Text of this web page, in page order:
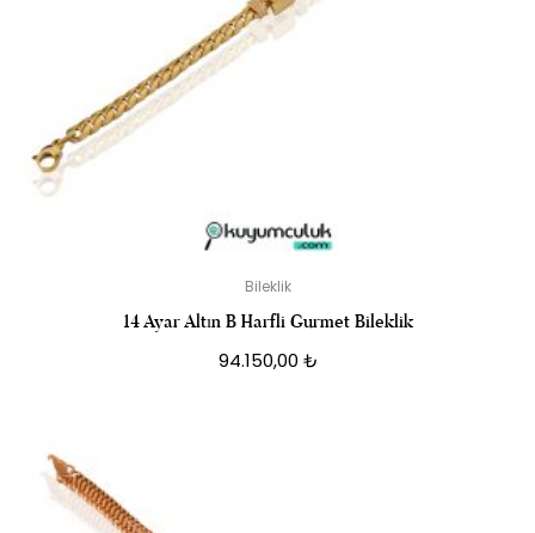
Bileklik
14 Ayar Altın B Harfli Gurmet Bileklik
94.150,00 ₺